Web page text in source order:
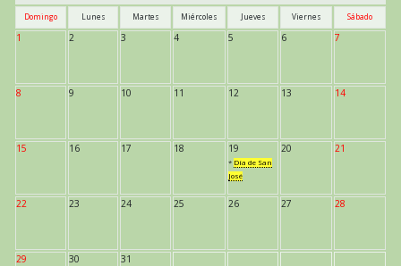
Domingo Lunes Martes Miércoles Jueves Viernes Sábado
1 2 3 4 5 6 7
8 9 10 11 12 13 14
15 16 17 18 19
* Día de San
José
20 21
22 23 24 25 26 27 28
29 30 31